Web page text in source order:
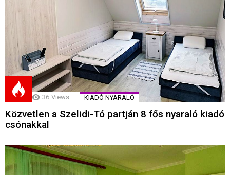
36 Views KIADÓ NYARALÓ
Közvetlen a Szelidi-Tó partján 8 fős nyaraló kiadó
csónakkal